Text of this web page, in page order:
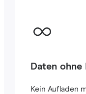
Daten ohne
Kein Aufladen